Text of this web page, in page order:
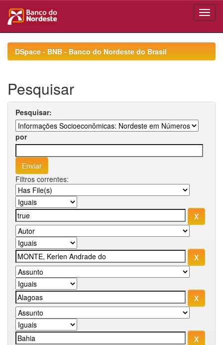
navigationDSpace - BNB - Banco do Nordeste do Brasil
Pesquisar
Pesquisar:
por
Filtros correntes: